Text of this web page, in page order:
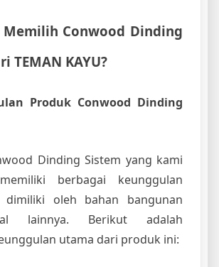
Memilih Conwood Dinding
TEMAN KAYU?
Produk Conwood Dinding
Dinding Sistem yang kami
berbagai keunggulan
oleh bahan bangunan
lainnya. Berikut adalah
utama dari produk ini: